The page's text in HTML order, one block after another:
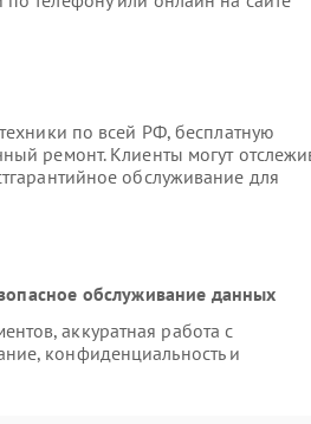
по всей РФ, бесплатную
ремонт. Клиенты могут
обслуживание для
обслуживание данных
аккуратная работа с
конфиденциальность и